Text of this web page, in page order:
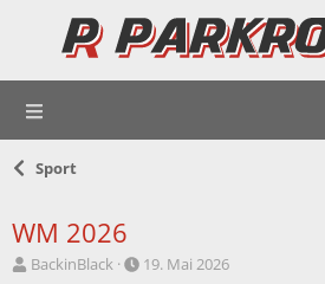
Sport
WM 2026
E
BackinBlack
E19. Mai 2026